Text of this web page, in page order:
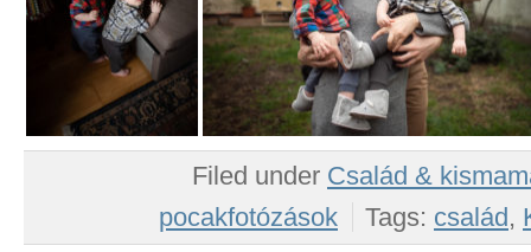
Filed under Család &
pocakfotózások
Tags: család,